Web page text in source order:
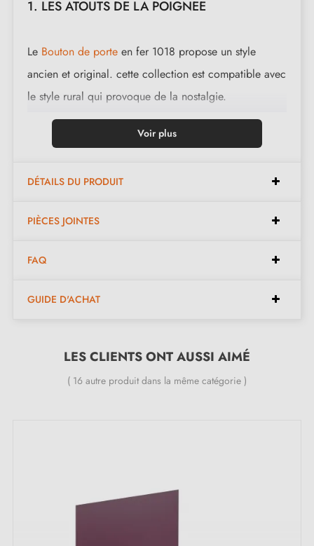
1. LES ATOUTS DE LA POIGNEE
Le Bouton de porte en fer 1018 propose un style
ancien et original. cette collection est compatible avec
le style rural qui provoque de la nostalgie.
Cette magnifique poignée est coulée en 3 finitions : le
noir, le fer poli et la rouille ciré. les finitions et la
matière proposées conserve l'aspect authentique et
Complétez la parure de votre poignée avec les
rosaces de fermeture
qui lui sont associées. celles
Spécialiste de la vente de poignées de porte
à prix compétitif, Milla Poignées propose des
fournir des poignées de qualité.
Voir plus
DÉTAILS DU PRODUIT
PIÈCES JOINTES
FAQ
GUIDE D'ACHAT
LES CLIENTS ONT AUSSI AIMÉ
( 16 autre produit dans la même catégorie )